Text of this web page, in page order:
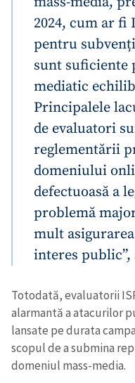
2024, cum ar fi
pentru
sunt suficiente
mediatic
Principalele
de evaluatori
reglementării
domeniului
defectuoasă a
problemă
mult
interes public”,
Totodată, evaluatorii
alarmantă a atacurilor
lansate pe durata
scopul de a submina
domeniul mass-media.